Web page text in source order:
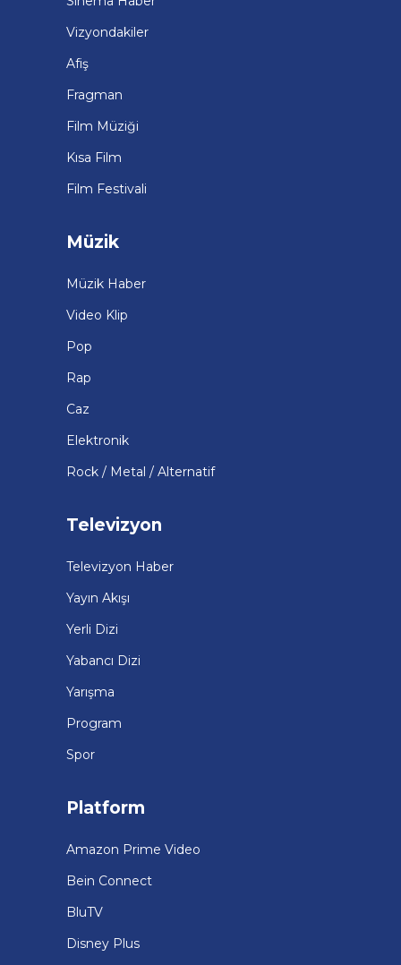
Vizyondakiler
Afiş
Fragman
Film Müziği
Kısa Film
Film Festivali
Müzik
Müzik Haber
Video Klip
Pop
Rap
Caz
Elektronik
Rock / Metal / Alternatif
Televizyon
Televizyon Haber
Yayın Akışı
Yerli Dizi
Yabancı Dizi
Yarışma
Program
Spor
Platform
Amazon Prime Video
Bein Connect
BluTV
Disney Plus